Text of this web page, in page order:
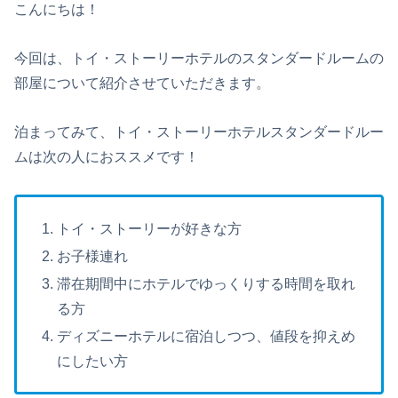
こんにちは！
今回は、トイ・ストーリーホテルのスタンダードルームの
部屋について紹介させていただきます。
泊まってみて、トイ・ストーリーホテルスタンダードルー
ムは次の人におススメです！
トイ・ストーリーが好きな方
お子様連れ
滞在期間中にホテルでゆっくりする時間を取れ
る方
ディズニーホテルに宿泊しつつ、値段を抑えめ
にしたい方